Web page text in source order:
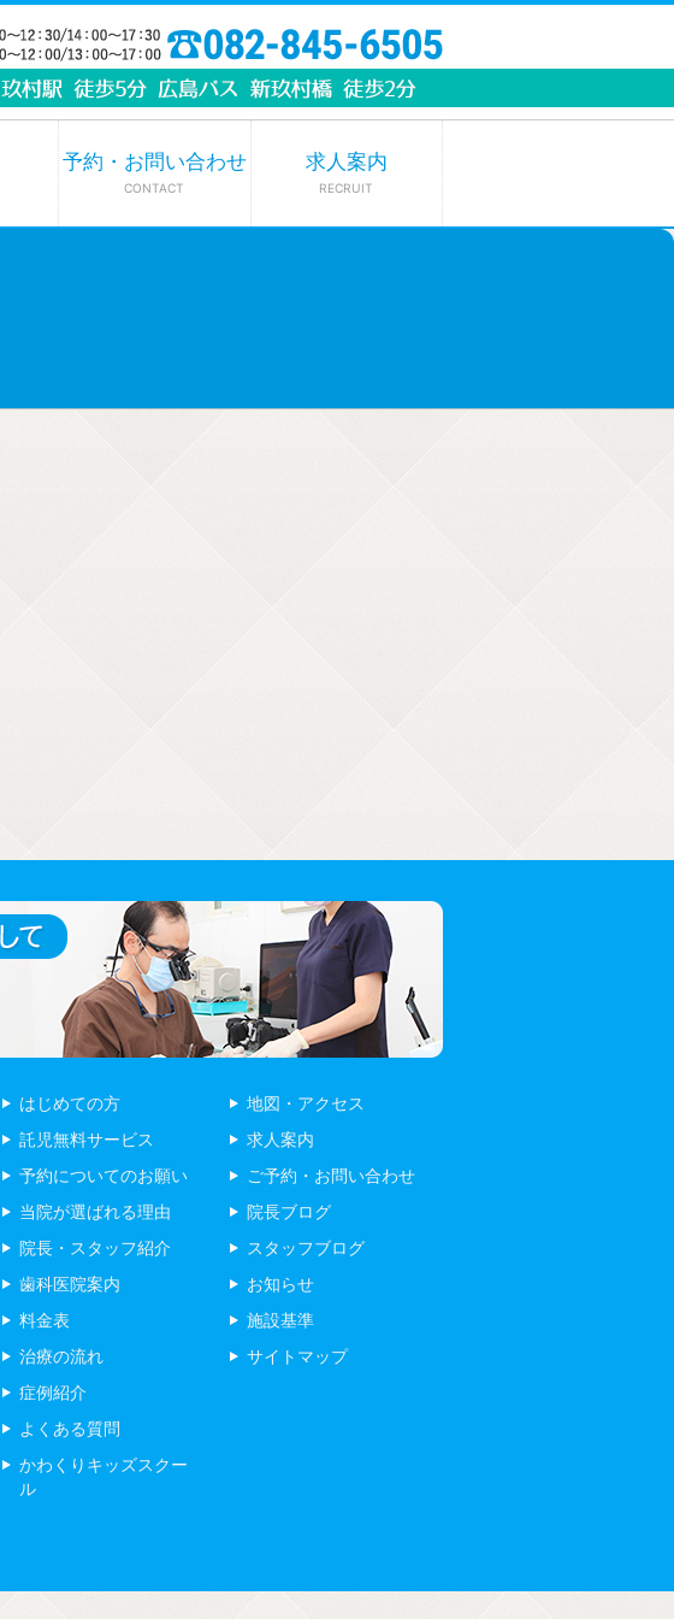
予約・お問い合わせ
CONTACT
求人案内
RECRUIT
はじめての方
託児無料サービス
予約についてのお願い
当院が選ばれる理由
院長・スタッフ紹介
歯科医院案内
料金表
治療の流れ
症例紹介
よくある質問
かわくりキッズスクー
ル
地図・アクセス
求人案内
ご予約・お問い合わせ
院長ブログ
スタッフブログ
お知らせ
施設基準
サイトマップ